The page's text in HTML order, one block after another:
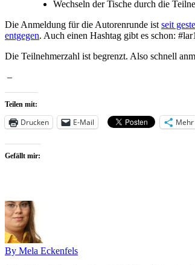
Wechseln der Tische durch die
Die Anmeldung für die Autorenrunde ist seit
entgegen. Auch einen Hashtag gibt es schon:
Die Teilnehmerzahl ist begrenzt. Also schnell
–
Teilen mit:
Drucken E-Mail Mehr
Gefällt mir:
By Mela Eckenfels